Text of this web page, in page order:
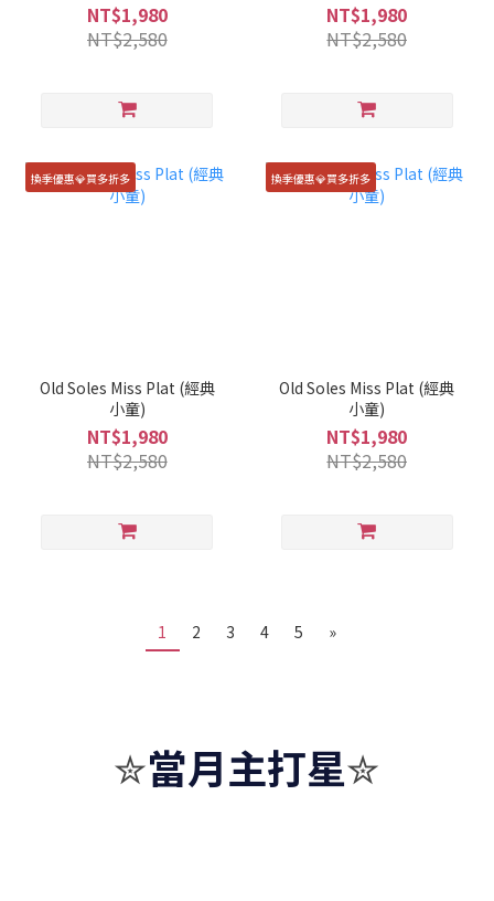
NT$1,980
NT$2,580
NT$1,980
NT$2,580
換季優惠💎買多折多
Old Soles Miss Plat (經典
小童)
NT$1,980
NT$2,580
換季優惠💎買多折多
Old Soles Miss Plat (經典
小童)
NT$1,980
NT$2,580
1 2 3 4 5 »
✮當月主打星✮